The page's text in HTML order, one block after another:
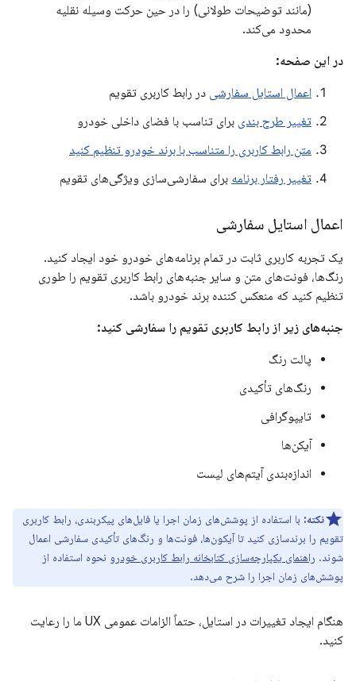
(مانند توضیحات طولانی) را در حین حرکت وسیله نقلیه
محدود می‌کند.
در این صفحه:
اعمال استایل سفارشی در رابط کاربری تقویم
تغییر طرح بندی برای تناسب با فضای داخلی خودرو
متن رابط کاربری را متناسب با برند خودرو تنظیم کنید
تغییر رفتار برنامه برای سفارشی‌سازی ویژگی‌های تقویم
اعمال استایل سفارشی
یک تجربه کاربری ثابت در تمام برنامه‌های خودرو خود ایجاد کنید.
رنگ‌ها، فونت‌های متن و سایر جنبه‌های رابط کاربری تقویم را طوری
تنظیم کنید که منعکس کننده برند خودرو باشد.
جنبه‌های زیر از رابط کاربری تقویم را سفارشی کنید:
پالت رنگ
رنگ‌های تأکیدی
تایپوگرافی
آیکن‌ها
اندازه‌بندی آیتم‌های لیست
نکته: با استفاده از پوشش‌های زمان اجرا یا فایل‌های پیکربندی، رابط کاربری
تقویم را برندسازی کنید تا آیکون‌ها، فونت‌ها و رنگ‌های تأکیدی سفارشی اعمال
شوند. راهنمای یکپارچه‌سازی کتابخانه رابط کاربری خودرو نحوه استفاده از
پوشش‌های زمان اجرا را شرح می‌دهد.
هنگام ایجاد تغییرات در استایل، حتماً الزامات عمومی UX ما را رعایت
کنید.